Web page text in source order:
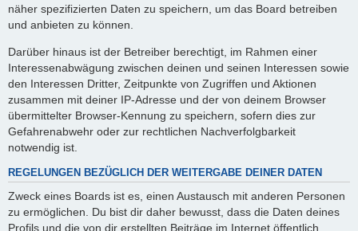
näher spezifizierten Daten zu speichern, um das Board betreiben
und anbieten zu können.
Darüber hinaus ist der Betreiber berechtigt, im Rahmen einer
Interessenabwägung zwischen deinen und seinen Interessen sowie
den Interessen Dritter, Zeitpunkte von Zugriffen und Aktionen
zusammen mit deiner IP-Adresse und der von deinem Browser
übermittelter Browser-Kennung zu speichern, sofern dies zur
Gefahrenabwehr oder zur rechtlichen Nachverfolgbarkeit
notwendig ist.
REGELUNGEN BEZÜGLICH DER WEITERGABE DEINER DATEN
Zweck eines Boards ist es, einen Austausch mit anderen Personen
zu ermöglichen. Du bist dir daher bewusst, dass die Daten deines
Profils und die von dir erstellten Beiträge im Internet öffentlich